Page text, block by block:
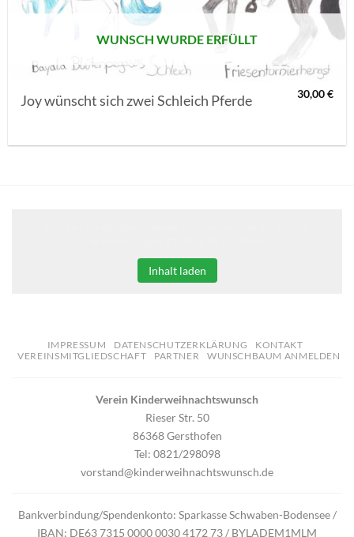
WUNSCH WURDE ERFÜLLT
Joy wünscht sich zwei Schleich Pferde 30,00€
Inhalt laden
IMPRESSUM DATENSCHUTZERKLÄRUNG
KONTAKT
VEREINSMITGLIEDSCHAFT
PARTNER WUNSCHBAUM ANMELDEN
Verein Kinderweihnachtswunsch
Rieser Str. 50
86368 Gersthofen
Tel: 0821/298098
vorstand@kinderweihnachtswunsch.de
Bankverbindung/Spendenkonto: Sparkasse Schwaben-Bodensee /
IBAN: DE63 7315 0000 0030 4172 73 / BYLADEM1MLM